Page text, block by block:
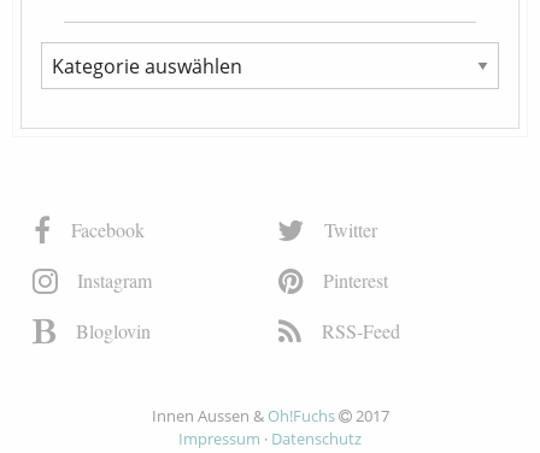
Facebook
Twitter
Instagram
Pinterest
Bloglovin
RSS-Feed
Innen Aussen & Oh!Fuchs
2017
Impressum · Datenschutz